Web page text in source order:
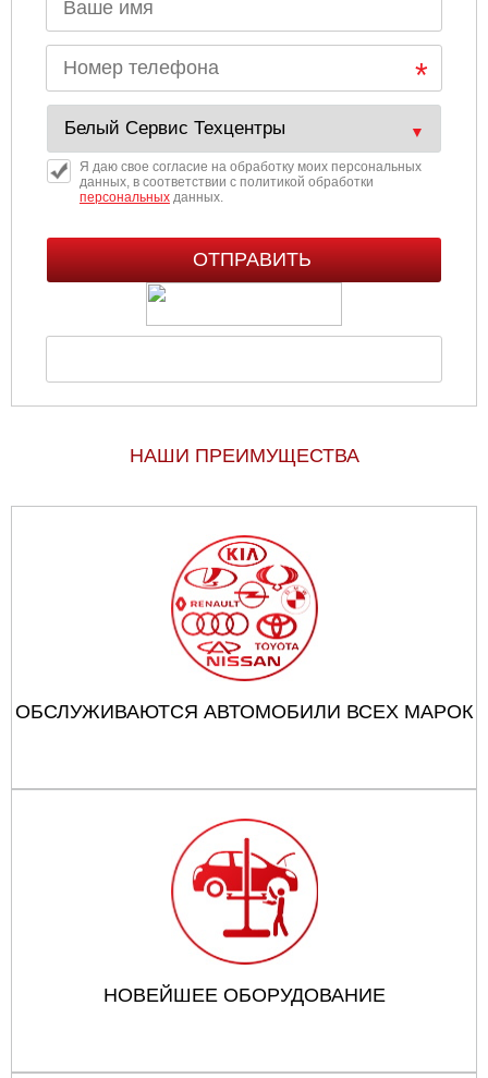
Я даю свое согласие на обработку моих персональных
данных, в соответствии с политикой обработки
персональныхданных.
НАШИ ПРЕИМУЩЕСТВА
ОБСЛУЖИВАЮТСЯ АВТОМОБИЛИ ВСЕХ МАРОК
НОВЕЙШЕЕ ОБОРУДОВАНИЕ